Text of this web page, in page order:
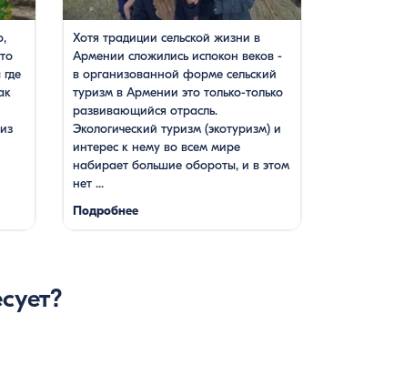
Хотя традиции сельской жизни в
Армении сложились испокон веков -
в организованной форме сельский
туризм в Армении это только-только
развивающийся отрасль.
Экологический туризм (экотуризм) и
интерес к нему во всем мире
набирает большие обороты, и в этом
нет ...
Подробнее